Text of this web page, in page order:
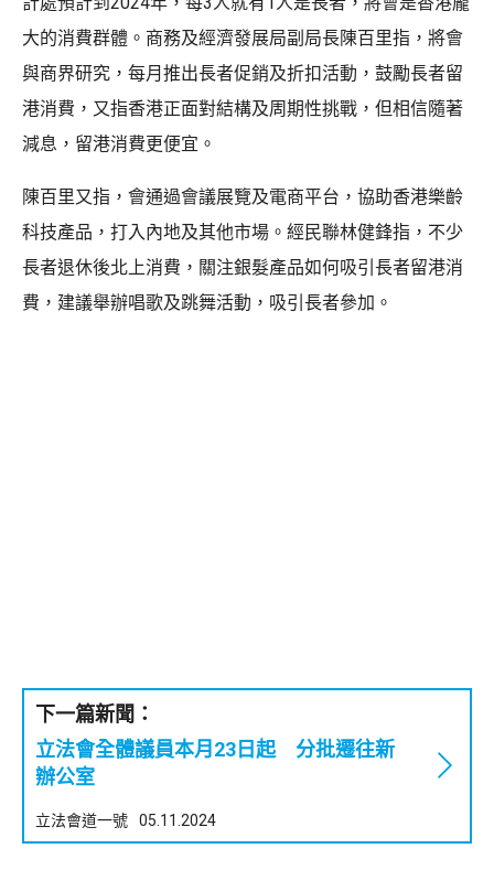
大的消費群體。商務及經濟發展局副局長陳百里指，將會
與商界研究，每月推出長者促銷及折扣活動，鼓勵長者留
港消費，又指香港正面對結構及周期性挑戰，但相信隨著
減息，留港消費更便宜。
陳百里又指，會通過會議展覽及電商平台，協助香港樂齡
科技產品，打入內地及其他市場。經民聯林健鋒指，不少
長者退休後北上消費，關注銀髮產品如何吸引長者留港消
費，建議舉辦唱歌及跳舞活動，吸引長者參加。
下一篇新聞：
立法會全體議員本月23日起 分批遷往新
辦公室
立法會道一號 05.11.2024